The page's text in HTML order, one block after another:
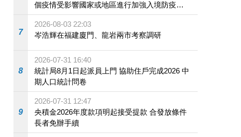
個疫情受影響國家或地區進行加強入境防疫措
施
7
2026-08-03 22:03
岑浩輝在福建廈門、龍岩兩市考察調研
8
2026-07-31 16:40
統計局8月1日起派員上門 協助住戶完成2026 中
期人口統計問卷
9
2026-07-31 12:47
央積金2026年度款項明起接受提款 合發放條件
長者免辦手續